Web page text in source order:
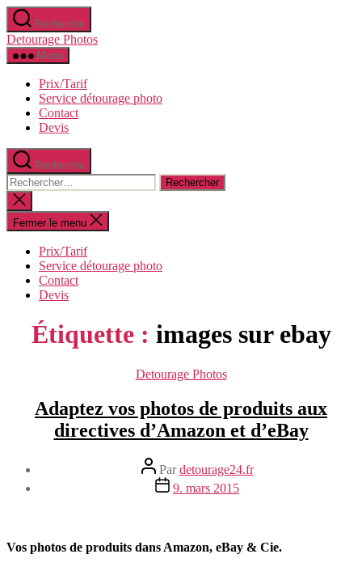
Aller
au
contenu
Recherche
Detourage Photos
Menu
Prix/Tarif
Service détourage photo
Contact
Devis
Recherche
Rechercher :
Fermer
la
recherche
Fermer le menu
Prix/Tarif
Service détourage photo
Contact
Devis
Étiquette : images sur ebay
Catégories
Detourage Photos
Adaptez vos photos de produits aux
directives d’Amazon et d’eBay
Auteur
de
l’article
Pardetourage24.fr
Date9. mars 2015
Vos photos de produits dans Amazon, eBay & Cie.